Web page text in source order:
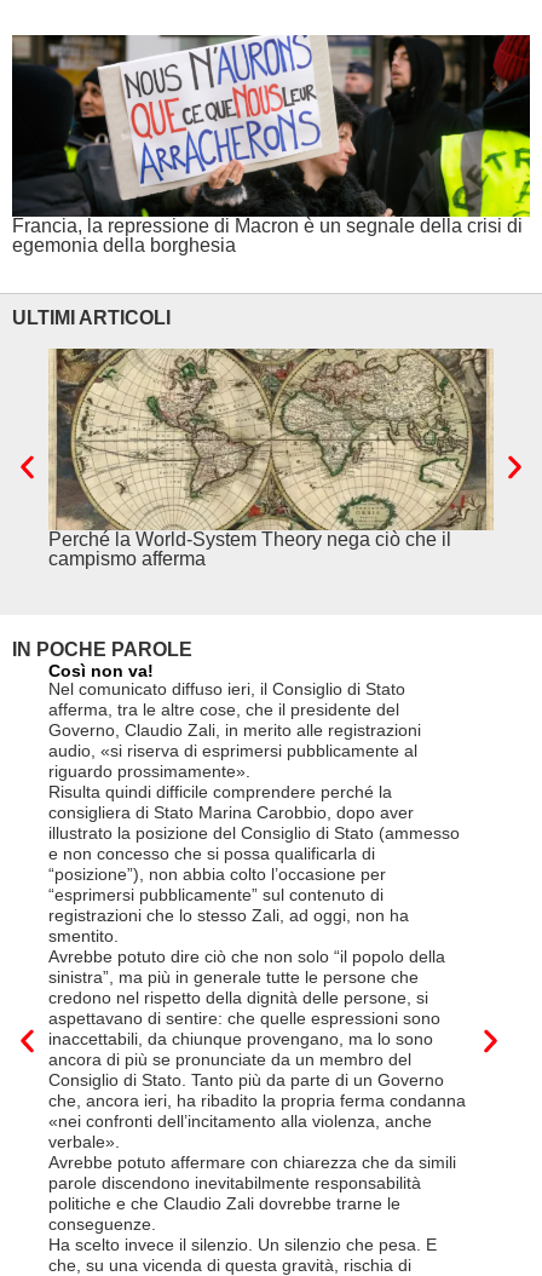
Francia, la repressione di Macron è un segnale della crisi di
egemonia della borghesia
ULTIMI ARTICOLI
Perché la World-System Theory nega ciò che il
campismo afferma
IN POCHE PAROLE
Così non va!
Nel comunicato diffuso ieri, il Consiglio di Stato
afferma, tra le altre cose, che il presidente del
Governo, Claudio Zali, in merito alle registrazioni
audio, «si riserva di esprimersi pubblicamente al
riguardo prossimamente».
Risulta quindi difficile comprendere perché la
consigliera di Stato Marina Carobbio, dopo aver
illustrato la posizione del Consiglio di Stato (ammesso
e non concesso che si possa qualificarla di
“posizione”), non abbia colto l’occasione per
“esprimersi pubblicamente” sul contenuto di
registrazioni che lo stesso Zali, ad oggi, non ha
smentito.
Avrebbe potuto dire ciò che non solo “il popolo della
sinistra”, ma più in generale tutte le persone che
credono nel rispetto della dignità delle persone, si
aspettavano di sentire: che quelle espressioni sono
inaccettabili, da chiunque provengano, ma lo sono
ancora di più se pronunciate da un membro del
Consiglio di Stato. Tanto più da parte di un Governo
che, ancora ieri, ha ribadito la propria ferma condanna
«nei confronti dell’incitamento alla violenza, anche
verbale».
Avrebbe potuto affermare con chiarezza che da simili
parole discendono inevitabilmente responsabilità
politiche e che Claudio Zali dovrebbe trarne le
conseguenze.
Ha scelto invece il silenzio. Un silenzio che pesa. E
che, su una vicenda di questa gravità, rischia di
franchi
Questa